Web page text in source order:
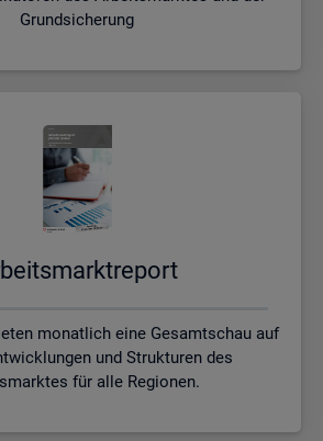
Grundsicherung
monatlich eine Gesamtschau auf
und Strukturen des
für alle Regionen.